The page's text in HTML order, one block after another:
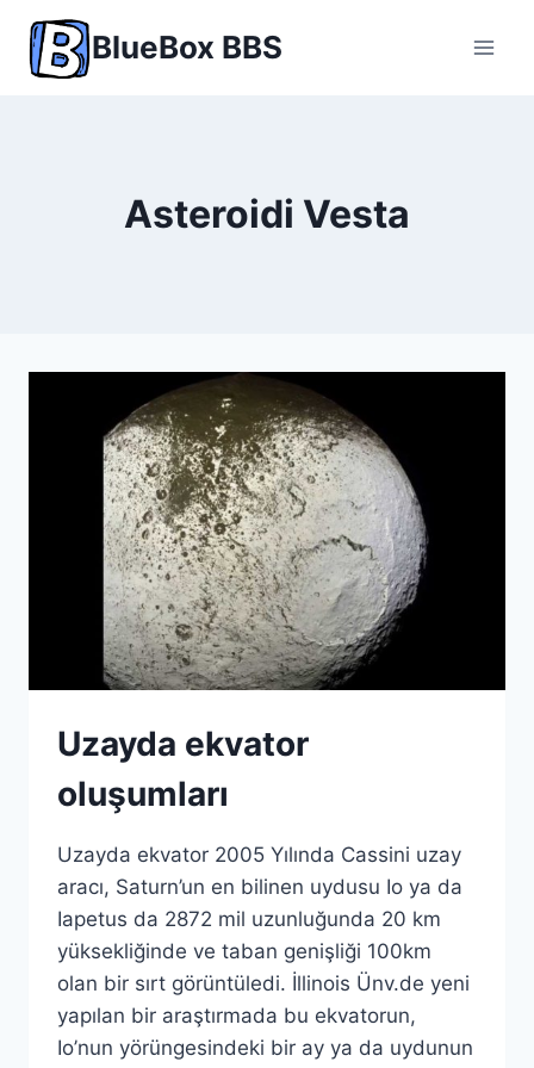
content
BlueBox BBS
Asteroidi Vesta
Uzayda ekvator
oluşumları
Uzayda ekvator 2005 Yılında Cassini uzay
aracı, Saturn’un en bilinen uydusu Io ya da
Iapetus da 2872 mil uzunluğunda 20 km
yüksekliğinde ve taban genişliği 100km
olan bir sırt görüntüledi. İllinois Ünv.de yeni
yapılan bir araştırmada bu ekvatorun,
Io’nun yörüngesindeki bir ay ya da uydunun